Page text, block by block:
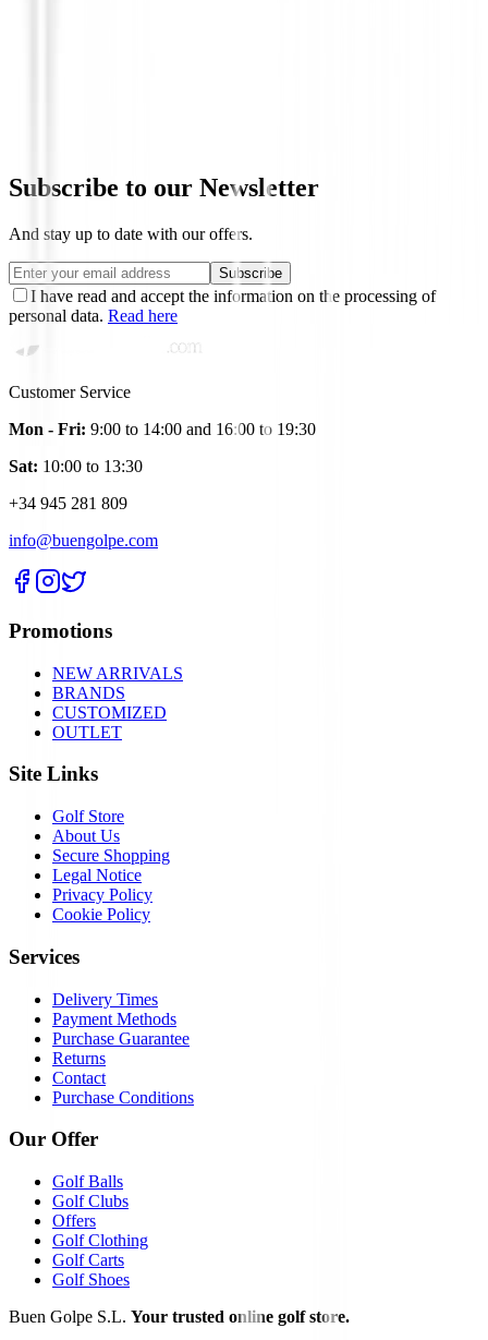
Subscribe to our Newsletter
And stay up to date with our offers.
Subscribe
I have read and accept the information on the processing of
personal data. Read here
Customer Service
Mon - Fri: 9:00 to 14:00 and 16:00 to 19:30
Sat: 10:00 to 13:30
+34 945 281 809
info@buengolpe.com
Promotions
NEW ARRIVALS
BRANDS
CUSTOMIZED
OUTLET
Site Links
Golf Store
About Us
Secure Shopping
Legal Notice
Privacy Policy
Cookie Policy
Services
Delivery Times
Payment Methods
Purchase Guarantee
Returns
Contact
Purchase Conditions
Our Offer
Golf Balls
Golf Clubs
Offers
Golf Clothing
Golf Carts
Golf Shoes
Buen Golpe S.L. Your trusted online golf store.